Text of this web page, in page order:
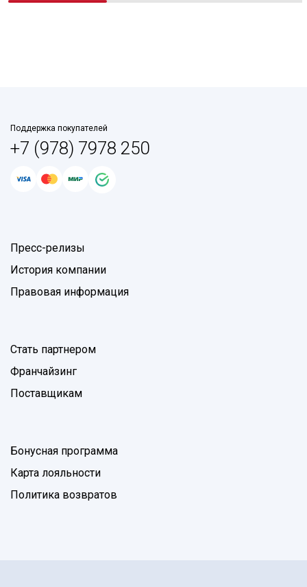
Поддержка покупателей
+7 (978) 7978 250
Пресс-релизы
История компании
Правовая информация
Стать партнером
Франчайзинг
Поставщикам
Бонусная программа
Карта лояльности
Политика возвратов